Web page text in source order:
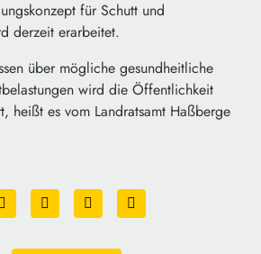
für Schutt und
derzeit erarbeitet.
über mögliche gesundheitliche
wird die Öffentlichkeit
heißt es vom Landratsamt Haßberge